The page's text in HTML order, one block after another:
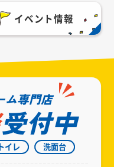
イベント情報
ム専門店
受付中
トイレ 洗面台